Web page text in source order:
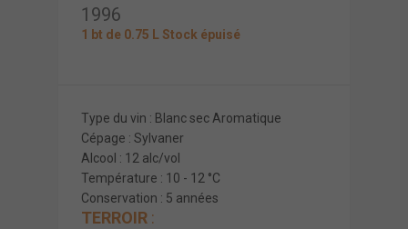
1996
1 bt de 0.75 L Stock épuisé
Type du vin : Blanc sec Aromatique
Cépage : Sylvaner
Alcool : 12 alc/vol
Température : 10 - 12 °C
Conservation : 5 années
TERROIR :